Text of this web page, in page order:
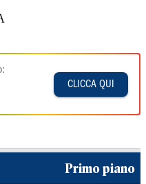
CLICCA QUI
Primo piano